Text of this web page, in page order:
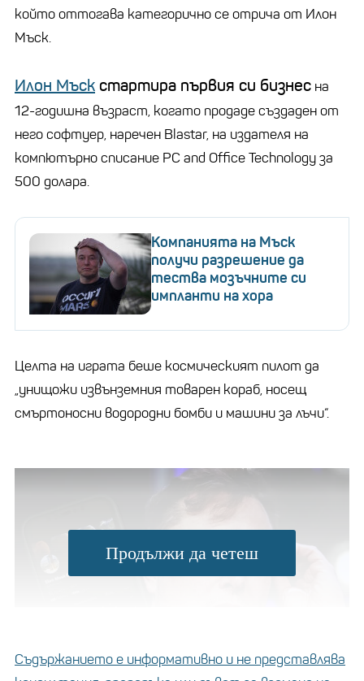
който оттогава категорично се отрича от Илон
Мъск.
Илон Мъск стартира първия си бизнес на
12-годишна възраст, когато продаде създаден от
него софтуер, наречен Blastar, на издателя на
компютърно списание PC and Office Technology за
500 долара.
Компанията на Мъск
получи разрешение да
тества мозъчните си
импланти на хора
Целта на играта беше космическият пилот да
„унищожи извънземния товарен кораб, носещ
смъртоносни водородни бомби и машини за лъчи“.
Продължи да четеш
Съдържанието е информативно и не представлява